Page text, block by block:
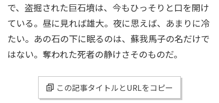
で、盗掘された巨石墳は、今もひっそりと口を開け
ている。昼に見れば雄大。夜に思えば、あまりに冷
たい。あの石の下に眠るのは、蘇我馬子の名だけで
はない。奪われた死者の静けさそのものだ。
この記事タイトルとURLをコピー